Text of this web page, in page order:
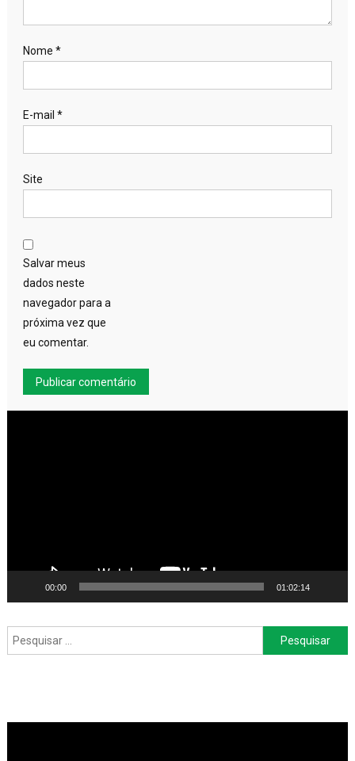
Nome *
E-mail *
Site
Salvar meus
dados neste
navegador para a
próxima vez que
eu comentar.
00:00 01:02:14
Pesquisar
por: